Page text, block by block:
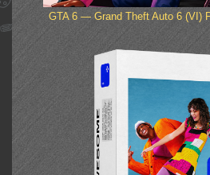
GTA 6 — Grand Theft Auto 6 (VI)